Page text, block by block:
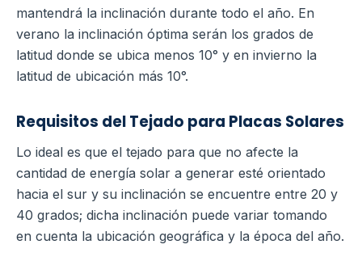
mantendrá la inclinación durante todo el año. En
verano la inclinación óptima serán los grados de
latitud donde se ubica menos 10° y en invierno la
latitud de ubicación más 10°.
Requisitos del Tejado para Placas Solares
Lo ideal es que el tejado para que no afecte la
cantidad de energía solar a generar esté orientado
hacia el sur y su inclinación se encuentre entre 20 y
40 grados; dicha inclinación puede variar tomando
en cuenta la ubicación geográfica y la época del año.